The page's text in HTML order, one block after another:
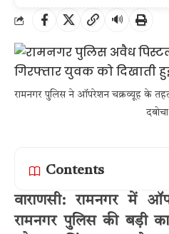
🔊
रामनगर पुलिस ने ऑपरेशन चक्रव्यूह के
Contents
वाराणसी: रामनगर में
रामनगर पुलिस की बड़ी